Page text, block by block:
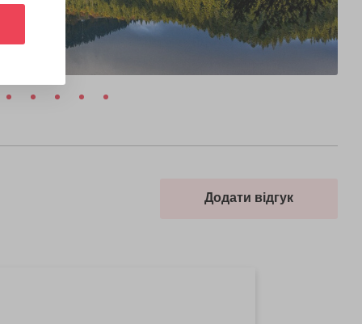
Додати відгук